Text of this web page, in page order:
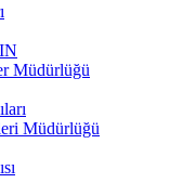
Müdürlüğü
Müdürlüğü